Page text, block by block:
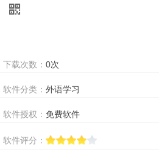
下载次数： 0次
软件分类： 外语学习
软件授权： 免费软件
软件评分：